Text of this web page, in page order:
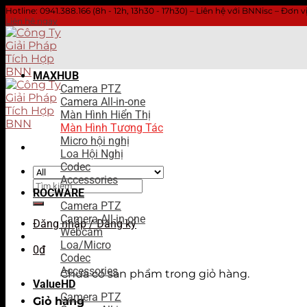
Hotline: 0941.388.166 (8h - 12h, 13h30 - 17h30) – Liên hệ với BNNisc –
Liên hệ ngay
Skip
to
content
Tìm
kiếm:
Đăng nhập / Đăng ký
0₫
Chưa có sản phẩm trong giỏ hàng.
Giỏ hàng
MAXHUB
Camera PTZ
Camera All-in-one
Màn Hình Hiển Thị
Màn Hình Tương Tác
Micro hội nghị
Loa Hội Nghị
Codec
Accessories
ROCWARE
Camera PTZ
Camera All-in-one
Webcam
Loa/Micro
Codec
Accessories
ValueHD
Camera PTZ